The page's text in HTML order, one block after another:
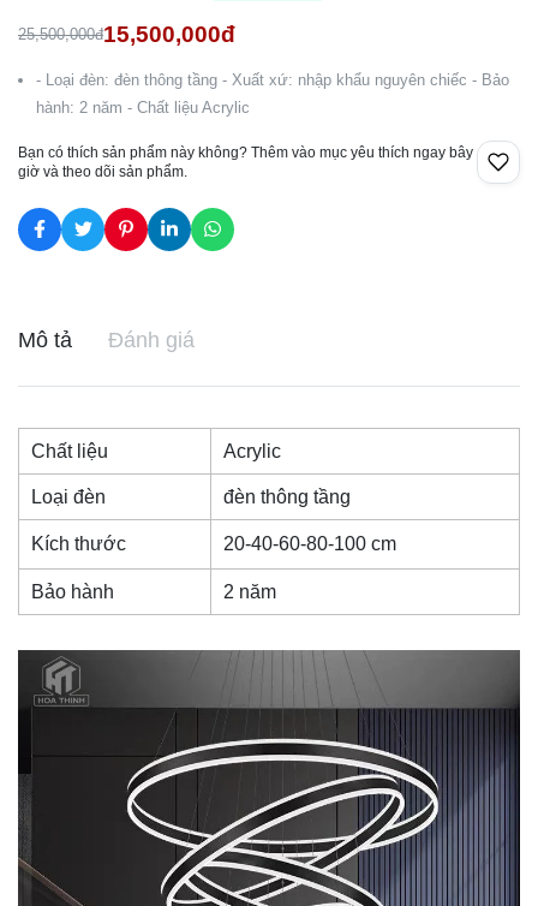
25,500,000đ15,500,000đ
- Loại đèn: đèn thông tầng - Xuất xứ: nhập khẩu nguyên chiếc - Bảo
hành: 2 năm - Chất liệu Acrylic
Bạn có thích sản phẩm này không? Thêm vào mục yêu thích ngay bây
giờ và theo dõi sản phẩm.
Mô tả Đánh giá
Chất liệu Acrylic
Loại đèn đèn thông tầng
Kích thước 20-40-60-80-100 cm
Bảo hành 2 năm